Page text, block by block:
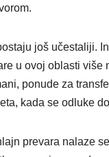
još učestaliji.
u ovoj oblasti
ponude za
kada se odluke
prevara nalaze